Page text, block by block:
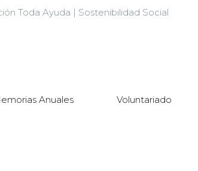
Anuales Voluntariado